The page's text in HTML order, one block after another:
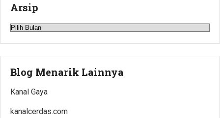
Arsip
Arsip
Blog Menarik Lainnya
Kanal Gaya
kanalcerdas.com